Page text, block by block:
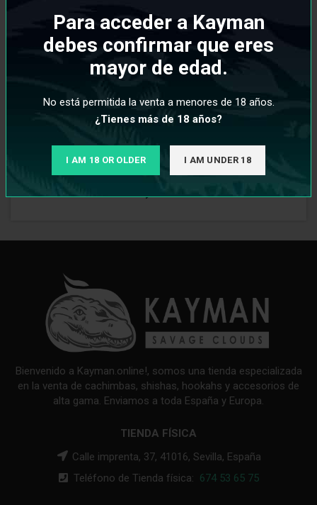
Para acceder a Kayman
debes confirmar que eres
mayor de edad.
No está permitida la venta a menores de 18 años.
¿Tienes más de 18 años?
I AM 18 OR OLDER I AM UNDER 18
8,95
Bienvenido a Kayman.online!, somos una tienda especializada
en la venta de cachimbas, shishas, hookahs y accesorios de
alta gama. Enviamos a toda España y Europa.
TIENDA FÍSICA
Calle imprenta, 37, 41016, Sevilla, España
Teléfono de Tienda física: 674 53 65 75